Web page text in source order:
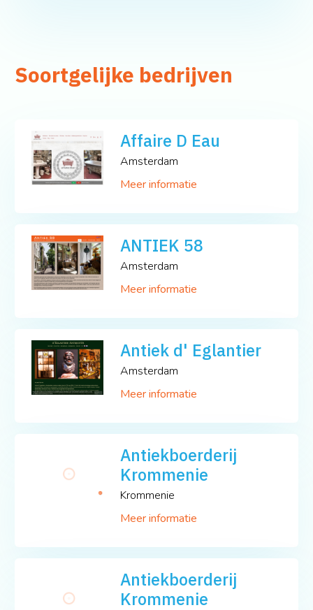
Soortgelijke bedrijven
Affaire D Eau
Amsterdam
Meer informatie
ANTIEK 58
Amsterdam
Meer informatie
Antiek d' Eglantier
Amsterdam
Meer informatie
Antiekboerderij
Krommenie
Krommenie
Meer informatie
Antiekboerderij
Krommenie